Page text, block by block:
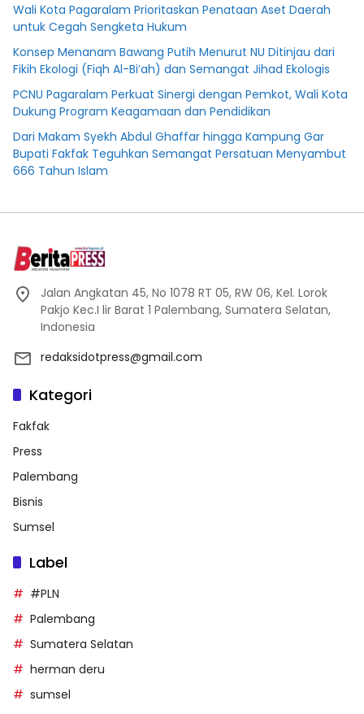
Wali Kota Pagaralam Prioritaskan Penataan Aset Daerah
untuk Cegah Sengketa Hukum
Konsep Menanam Bawang Putih Menurut NU Ditinjau dari
Fikih Ekologi (Fiqh Al-Bi’ah) dan Semangat Jihad Ekologis
PCNU Pagaralam Perkuat Sinergi dengan Pemkot, Wali Kota
Dukung Program Keagamaan dan Pendidikan
Dari Makam Syekh Abdul Ghaffar hingga Kampung Gar
Bupati Fakfak Teguhkan Semangat Persatuan Menyambut
666 Tahun Islam
Jalan Angkatan 45, No 1078 RT 05, RW 06, Kel. Lorok
Pakjo Kec.I lir Barat 1 Palembang, Sumatera Selatan,
Indonesia
redaksidotpress@gmail.com
Kategori
Fakfak
Press
Palembang
Bisnis
Sumsel
Label
#PLN
Palembang
Sumatera Selatan
herman deru
sumsel